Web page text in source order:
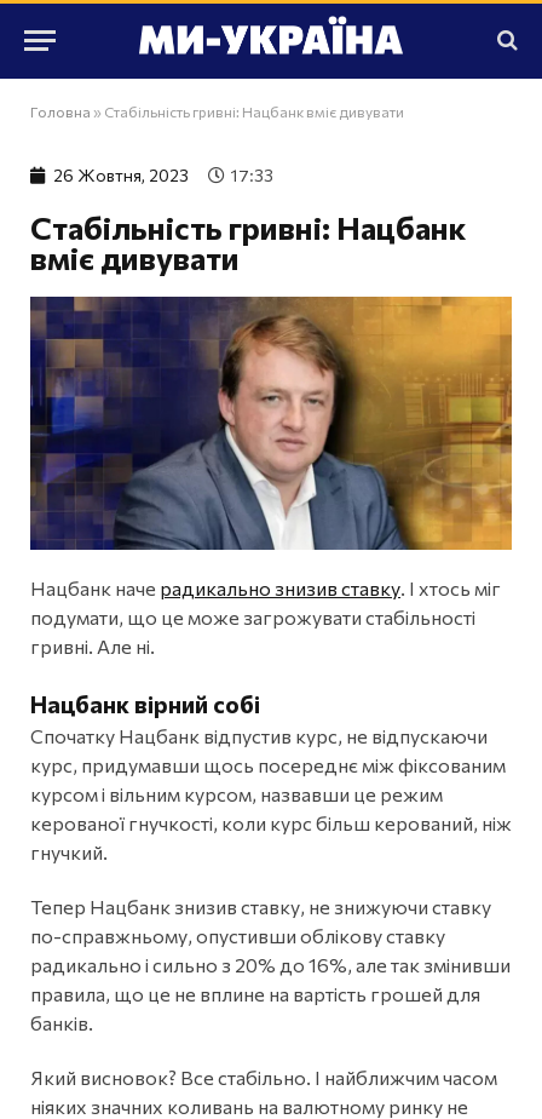
Головна » Стабільність гривні: Нацбанк вміє дивувати
26 Жовтня, 2023 17:33
Стабільність гривні: Нацбанк
вміє дивувати
Нацбанк наче радикально знизив ставку . І хтось міг
подумати, що це може загрожувати стабільності
гривні. Але ні.
Нацбанк вірний собі
Спочатку Нацбанк відпустив курс, не відпускаючи
курс, придумавши щось посереднє між фіксованим
курсом і вільним курсом, назвавши це режим
керованої гнучкості, коли курс більш керований, ніж
гнучкий.
Тепер Нацбанк знизив ставку, не знижуючи ставку
по-справжньому, опустивши облікову ставку
радикально і сильно з 20% до 16%, але так змінивши
правила, що це не вплине на вартість грошей для
банків.
Який висновок? Все стабільно. І найближчим часом
ніяких значних коливань на валютному ринку не